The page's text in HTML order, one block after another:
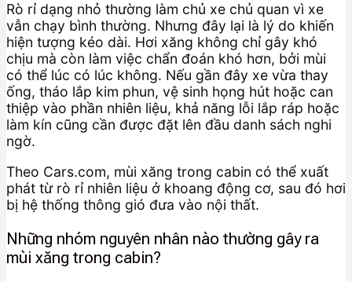
Rò rỉ dạng nhỏ thường làm chủ xe chủ quan vì xe
vẫn chạy bình thường. Nhưng đây lại là lý do khiến
hiện tượng kéo dài. Hơi xăng không chỉ gây khó
chịu mà còn làm việc chẩn đoán khó hơn, bởi mùi
có thể lúc có lúc không. Nếu gần đây xe vừa thay
ống, tháo lắp kim phun, vệ sinh họng hút hoặc can
thiệp vào phần nhiên liệu, khả năng lỗi lắp ráp hoặc
làm kín cũng cần được đặt lên đầu danh sách nghi
ngờ.
Theo Cars.com, mùi xăng trong cabin có thể xuất
phát từ rò rỉ nhiên liệu ở khoang động cơ, sau đó hơi
bị hệ thống thông gió đưa vào nội thất.
Những nhóm nguyên nhân nào thường gây ra
mùi xăng trong cabin?